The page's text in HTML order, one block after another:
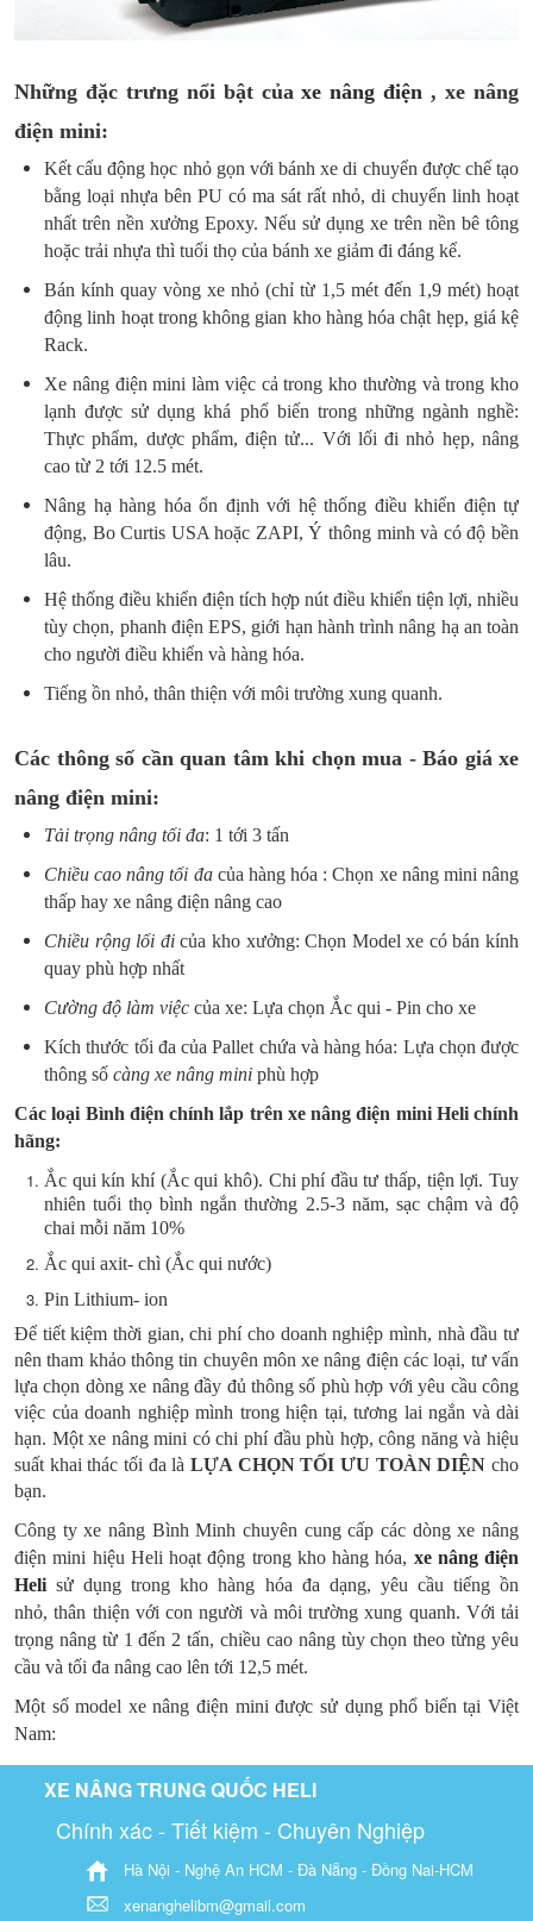
Những đặc trưng nổi bật củaxe nâng điện , xe nâng
điện mini:
Kết cấu động học nhỏ gọn với bánh xe di chuyển được chế tạo
bằng loại nhựa bên PU có ma sát rất nhỏ, di chuyển linh hoạt
nhất trên nền xưởng Epoxy. Nếu sử dụng xe trên nền bê tông
hoặc trải nhựa thì tuổi thọ của bánh xe giảm đi đáng kể.
Bán kính quay vòng xe nhỏ (chỉ từ 1,5 mét đến 1,9 mét) hoạt
động linh hoạt trong không gian kho hàng hóa chật hẹp, giá kệ
Rack.
Xe nâng điện mini làm việc cả trong kho thường và trong kho
lạnh được sử dụng khá phổ biến trong những ngành nghề:
Thực phẩm, dược phẩm, điện tử... Với lối đi nhỏ hẹp, nâng
cao từ 2 tới 12.5 mét.
Nâng hạ hàng hóa ổn định với hệ thống điều khiển điện tự
động, Bo Curtis USA hoặc ZAPI, Ý thông minh và có độ bền
lâu.
Hệ thống điều khiển điện tích hợp nút điều khiển tiện lợi, nhiều
tùy chọn, phanh điện EPS, giới hạn hành trình nâng hạ an toàn
cho người điều khiển và hàng hóa.
Tiếng ồn nhỏ, thân thiện với môi trường xung quanh.
Các thông số cần quan tâm khi chọn mua - Báo giá xe
nâng điện mini:
Tải trọng nâng tối đa: 1 tới 3 tấn
Chiều cao nâng tối đa của hàng hóa : Chọn xe nâng mini nâng
thấp hay xe nâng điện nâng cao
Chiều rộng lối đicủa kho xưởng: Chọn Model xe có bán kính
quay phù hợp nhất
Cường độ làm việc của xe: Lựa chọn Ắc qui - Pin cho xe
Kích thước tối đa của Pallet chứa và hàng hóa: Lựa chọn được
thông số càng xe nâng mini phù hợp
Các loại Bình điện chính lắp trên xe nâng điện mini Heli chính
hãng:
Ắc qui kín khí (Ắc qui khô). Chi phí đầu tư thấp, tiện lợi. Tuy
nhiên tuổi thọ bình ngắn thường 2.5-3 năm, sạc chậm và độ
chai mỗi năm 10%
Ắc qui axit- chì (Ắc qui nước)
Pin Lithium- ion
Để tiết kiệm thời gian, chi phí cho doanh nghiệp mình, nhà đầu tư
nên tham khảo thông tin chuyên môn xe nâng điện các loại, tư vấn
lựa chọn dòng xe nâng đầy đủ thông số phù hợp với yêu cầu công
việc của doanh nghiệp mình trong hiện tại, tương lai ngắn và dài
hạn. Một xe nâng mini có chi phí đầu phù hợp, công năng và hiệu
suất khai thác tối đa là LỰA CHỌN TỐI ƯU TOÀN DIỆN cho
bạn.
Công ty xe nâng Bình Minh chuyên cung cấp các dòng xe nâng
điện mini hiệu Heli hoạt động trong kho hàng hóa, xe nâng điện
Heli sử dụng trong kho hàng hóa đa dạng, yêu cầu tiếng ồn
nhỏ, thân thiện với con người và môi trường xung quanh. Với tải
trọng nâng từ 1 đến 2 tấn, chiều cao nâng tùy chọn theo từng yêu
cầu và tối đa nâng cao lên tới 12,5 mét.
Một số model xe nâng điện mini được sử dụng phổ biến tại Việt
Nam:
XE NÂNG TRUNG QUỐC HELI
Chính xác - Tiết kiệm - Chuyên Nghiệp
Hà Nội - Nghệ An HCM - Đà Nẵng - Đồng Nai-HCM
xenanghelibm@gmail.com